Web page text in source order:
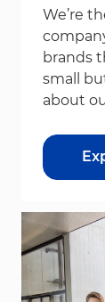
We’re
brands
small
about